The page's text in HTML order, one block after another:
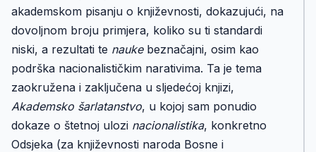
akademskom pisanju o književnosti, dokazujući, na
dovoljnom broju primjera, koliko su ti standardi
niski, a rezultati te naukebeznačajni, osim kao
podrška nacionalističkim narativima. Ta je tema
zaokružena i zaključena u sljedećoj knjizi,
Akademsko šarlatanstvo, u kojoj sam ponudio
dokaze o štetnoj ulozi nacionalistika, konkretno
Odsjeka (za književnosti naroda Bosne i